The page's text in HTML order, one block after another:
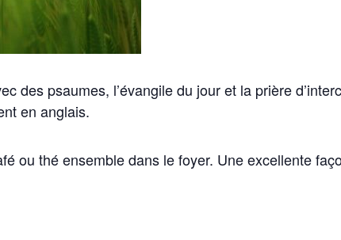
des psaumes, l’évangile du jour et la prière
en anglais.
ou thé ensemble dans le foyer. Une excellente